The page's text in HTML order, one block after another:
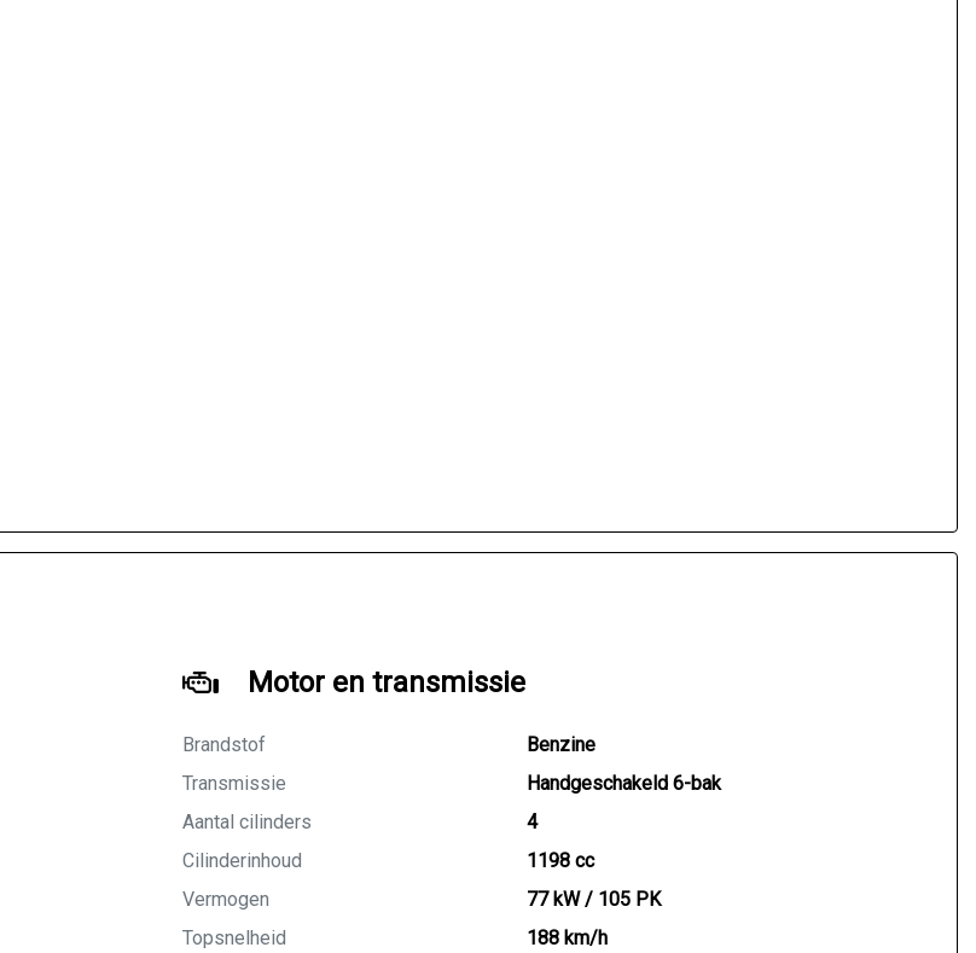
Motor en transmissie
Brandstof
Benzine
Transmissie
Handgeschakeld 6-bak
Aantal cilinders
4
Cilinderinhoud
1198 cc
Vermogen
77 kW / 105 PK
Topsnelheid
188 km/h